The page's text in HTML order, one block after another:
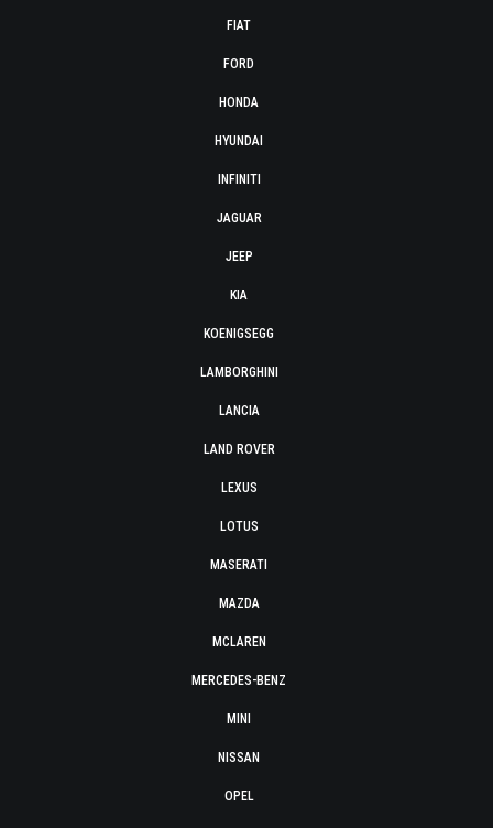
FIAT
FORD
HONDA
HYUNDAI
INFINITI
JAGUAR
JEEP
KIA
KOENIGSEGG
LAMBORGHINI
LANCIA
LAND ROVER
LEXUS
LOTUS
MASERATI
MAZDA
MCLAREN
MERCEDES-BENZ
MINI
NISSAN
OPEL